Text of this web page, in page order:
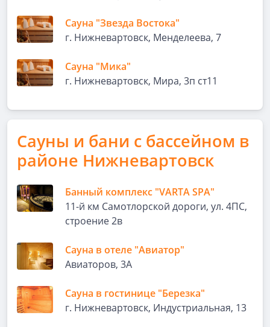
Сауна "Звезда Востока"
г. Нижневартовск, Менделеева, 7
Сауна "Мика"
г. Нижневартовск, Мира, 3п ст11
Сауны и бани с бассейном в
районе Нижневартовск
Банный комплекс "VARTA SPA"
11-й км Самотлорской дороги, ул. 4ПС,
строение 2в
Сауна в отеле "Авиатор"
Авиаторов, 3А
Сауна в гостинице "Березка"
г. Нижневартовск, Индустриальная, 13